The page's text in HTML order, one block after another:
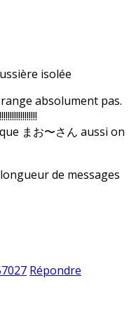
isolée
absolument pas.
まお〜さん aussi on
de messages
Répondre